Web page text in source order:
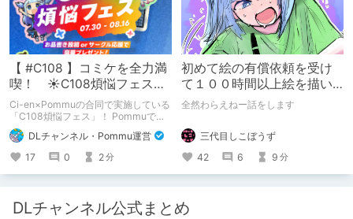
【 #C108 】コミケを全力満
喫！ ☀C108煩悩フェス☀
Pommu版のご案内
Ci-en×Pommuの合同で実施している
「C108煩悩フェス」！ Pommuでの
参加方法について、改めてこちらでも
ご案内いたします！
DLチャンネル・Pommu運営
17
0 2分
初めて絵の有償依頼を受け
て１００時間以上絵を描い
た話
全然わらえねー話をします
三代目しこぼうず
42
6 9 分
DLチャンネル公式まとめ